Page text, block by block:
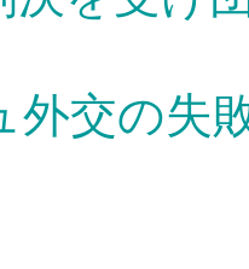
交の失